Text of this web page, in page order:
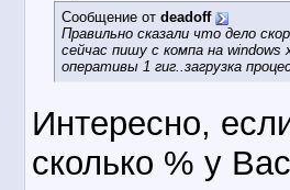
Сообщение от deadoff
Правильно сказали что дело
сейчас пишу с компа на windows
оперативы 1 гиг..загрузка
Интересно,
сколько % у